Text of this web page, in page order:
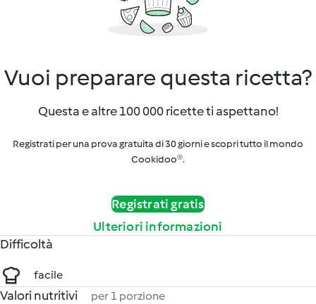
Vuoi preparare questa ricetta?
Questa e altre 100 000 ricette ti aspettano!
Registrati per una prova gratuita di 30 giorni e scopri tutto il mondo
Cookidoo®.
Registrati gratis
Ulteriori informazioni
Difficoltà
facile
Valori nutritivi per 1 porzione